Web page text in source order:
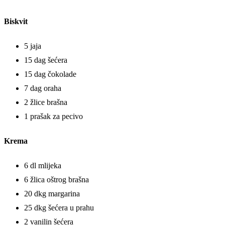
Biskvit
5 jaja
15 dag šećera
15 dag čokolade
7 dag oraha
2 žlice brašna
1 prašak za pecivo
Krema
6 dl mlijeka
6 žlica oštrog brašna
20 dkg margarina
25 dkg šećera u prahu
2 vanilin šećera